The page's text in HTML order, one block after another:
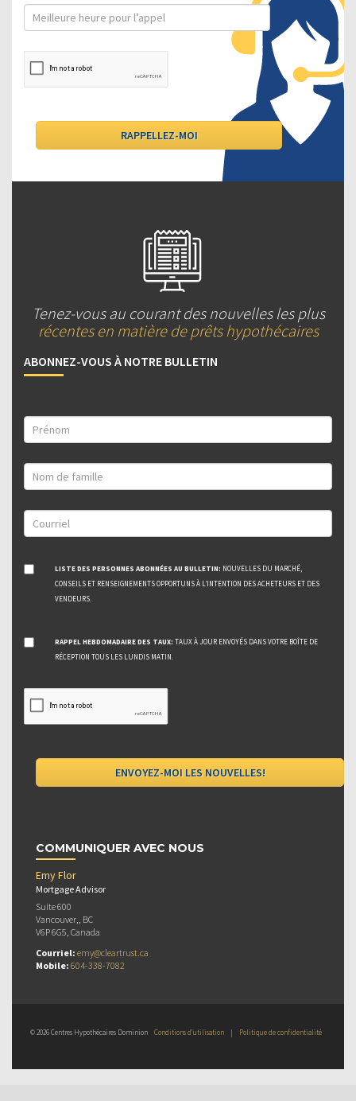
Tenez-vous au courant des nouvelles les plus
récentes en matière de prêts hypothécaires
ABONNEZ-VOUS À NOTRE BULLETIN
LISTE DES PERSONNES ABONNÉES AU BULLETIN: NOUVELLES DU MARCHÉ,
CONSEILS ET RENSEIGNEMENTS OPPORTUNS À L’INTENTION DES ACHETEURS ET DES
VENDEURS.
RAPPEL HEBDOMADAIRE DES TAUX: TAUX À JOUR ENVOYÉS DANS VOTRE BOÎTE DE
RÉCEPTION TOUS LES LUNDIS MATIN.
COMMUNIQUER AVEC NOUS
Emy Flor
Mortgage Advisor
Suite 600
Vancouver,, BC
V6P 6G5, Canada
Courriel: emy@cleartrust.ca
Mobile: 604-338-7082
© 2026 Centres Hypothécaires Dominion Conditions d’utilisation | Politique de confidentialité